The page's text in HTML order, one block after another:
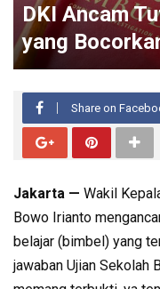
DKI Ancam
yang
Share on
Jakarta — Wakil
Bowo Irianto
belajar (bimbel) yang
jawaban Ujian Sekolah